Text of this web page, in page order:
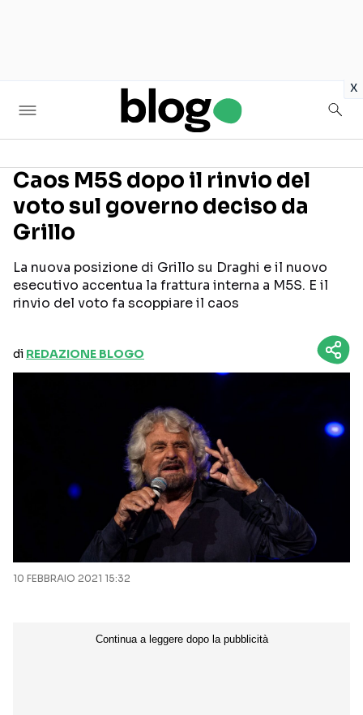
x
Seguici sui social
Caos M5S dopo il rinvio del
voto sul governo deciso da
Grillo
La nuova posizione di Grillo su Draghi e il nuovo
esecutivo accentua la frattura interna a M5S. E il
rinvio del voto fa scoppiare il caos
di REDAZIONE BLOGO
10 FEBBRAIO 2021 15:32